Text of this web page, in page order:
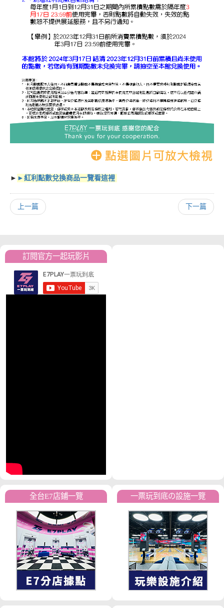
► ►紅利點數兌換商品一覽看這裡
上一篇 下一篇
訂閱官方一起玩影片
全台E7店鋪一覽 一票玩到底の設施一覽